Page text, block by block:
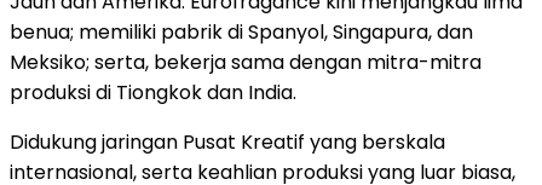
benua; memiliki pabrik di Spanyol, Singapura, dan
Meksiko; serta, bekerja sama dengan mitra-mitra
produksi di Tiongkok dan India.
Didukung jaringan Pusat Kreatif yang berskala
internasional, serta keahlian produksi yang luar biasa,